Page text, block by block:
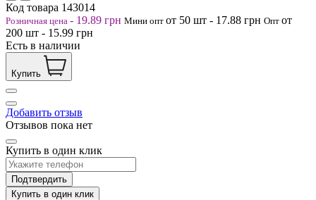
Код товара 143014
Розничная цена - 19.89 грн Мини опт от 50 шт - 17.88 грн Опт от
200 шт - 15.99 грн
Есть в наличии
Купить
Добавить отзыв
Отзывов пока нет
Купить в один клик
Подтвердить
Купить в один клик